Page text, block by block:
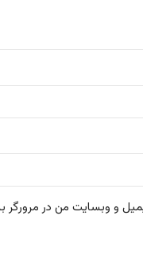
و وبسایت من در مرورگر